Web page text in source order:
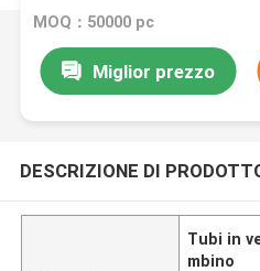
MOQ：50000 pc
Miglior prezzo
DESCRIZIONE DI
Tubi in
mbino